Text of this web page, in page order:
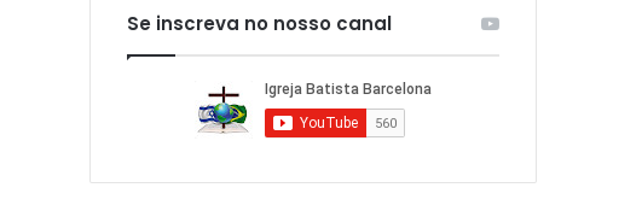
Se inscreva no nosso canal